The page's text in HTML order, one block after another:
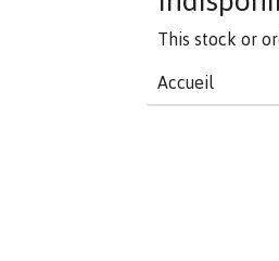
This stock or
Accueil